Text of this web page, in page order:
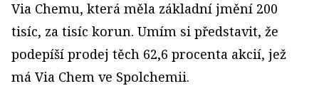
Via Chemu, která měla základní jmění 200
tisíc, za tisíc korun. Umím si představit, že
podepíší prodej těch 62,6 procenta akcií, jež
má Via Chem ve Spolchemii.